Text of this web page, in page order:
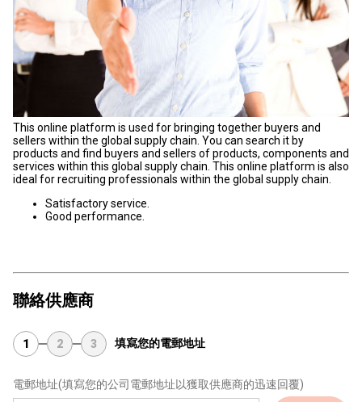
This online platform is used for bringing together buyers and
sellers within the global supply chain. You can search it by
products and find buyers and sellers of products, components and
services within this global supply chain. This online platform is also
ideal for recruiting professionals within the global supply chain.
Satisfactory service.
Good performance.
聯絡供應商
1 2 3 填寫您的電郵地址
電郵地址(填寫您的公司電郵地址以獲取供應商的迅速回覆)